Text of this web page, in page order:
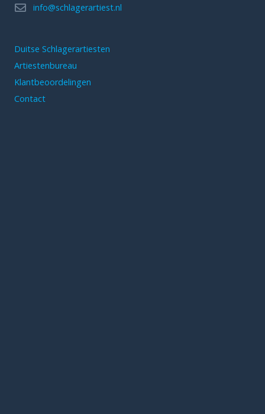
info@schlagerartiest.nl
Duitse Schlagerartiesten
Artiestenbureau
Klantbeoordelingen
Contact